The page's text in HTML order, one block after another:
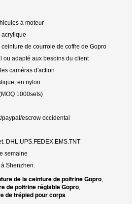
à moteur
acrylique
ceinture de courroie de coffre de Gopro
ou adapté aux besoins du client
caméras d'action
en nylon
1000sets)
paypal/escrow occidental
DHL.UPS.FEDEX.EMS.TNT
semaine
Shenzhen.
de la ceinture de poitrine Gopro,
de poitrine réglable Gopro,
de trépied pour corps